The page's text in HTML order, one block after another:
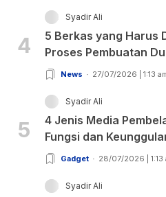
4
Syadir Ali
5 Berkas yang Harus
Proses Pembuatan
News 27/07/2026 | 1:13
5
Syadir Ali
4 Jenis Media
Fungsi dan
Gadget 28/07/2026 | 1:13
Syadir Ali